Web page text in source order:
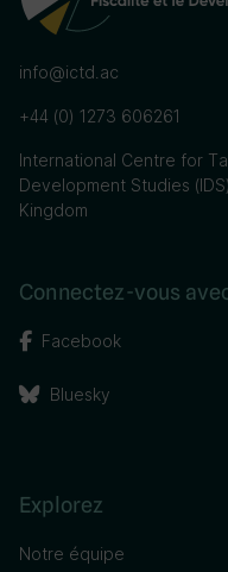
info@ictd.ac
+44 (0) 1273 606261
International Centre for
Development Studies
Kingdom
Connectez-vous
Facebook
Bluesky
Explorez
Notre équipe